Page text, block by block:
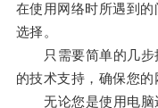
在使用网络时所遇到
选择。
只需要简单的几步
的技术支持，确保您的
无论您是使用电脑